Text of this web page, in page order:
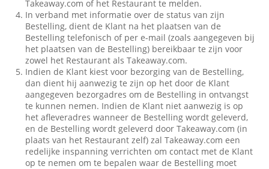
Takeaway.com of het Restaurant te melden.
In verband met informatie over de status van zijn
Bestelling, dient de Klant na het plaatsen van de
Bestelling telefonisch of per e-mail (zoals aangegeven bij
het plaatsen van de Bestelling) bereikbaar te zijn voor
zowel het Restaurant als Takeaway.com.
Indien de Klant kiest voor bezorging van de Bestelling,
dan dient hij aanwezig te zijn op het door de Klant
aangegeven bezorgadres om de Bestelling in ontvangst
te kunnen nemen. Indien de Klant niet aanwezig is op
het afleveradres wanneer de Bestelling wordt geleverd,
en de Bestelling wordt geleverd door Takeaway.com (in
plaats van het Restaurant zelf) zal Takeaway.com een
redelijke inspanning verrichten om contact met de Klant
op te nemen om te bepalen waar de Bestelling moet